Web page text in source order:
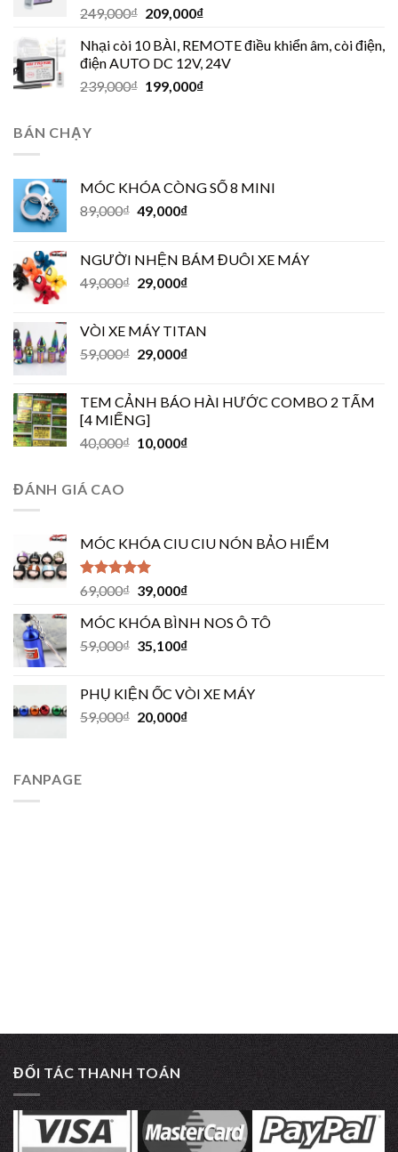
249,000₫ 209,000₫
Nhại còi 10 BÀI, REMOTE điều khiển âm, còi điện,
điện AUTO DC 12V, 24V
239,000₫ 199,000₫
BÁN CHẠY
MÓC KHÓA CÒNG SỐ 8 MINI
89,000₫ 49,000₫
NGƯỜI NHỆN BÁM ĐUÔI XE MÁY
49,000₫ 29,000₫
VÒI XE MÁY TITAN
59,000₫ 29,000₫
TEM CẢNH BÁO HÀI HƯỚC COMBO 2 TẤM
[4 MIẾNG]
40,000₫ 10,000₫
ĐÁNH GIÁ CAO
MÓC KHÓA CIU CIU NÓN BẢO HIỂM
Được xếp
hạng
5
sao
69,000₫ 39,000₫
MÓC KHÓA BÌNH NOS Ô TÔ
59,000₫ 35,100₫
PHỤ KIỆN ỐC VÒI XE MÁY
59,000₫ 20,000₫
FANPAGE
ĐỐI TÁC THANH TOÁN